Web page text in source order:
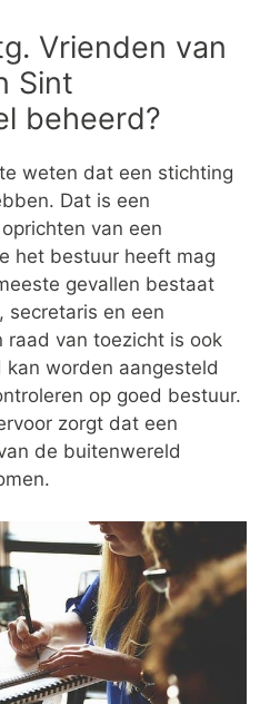
Vrienden van
Sint
beheerd?
weten dat een stichting
Dat is een
van een
het bestuur heeft mag
gevallen bestaat
secretaris en een
raad van toezicht is ook
kan worden aangesteld
op goed bestuur.
zorgt dat een
de buitenwereld